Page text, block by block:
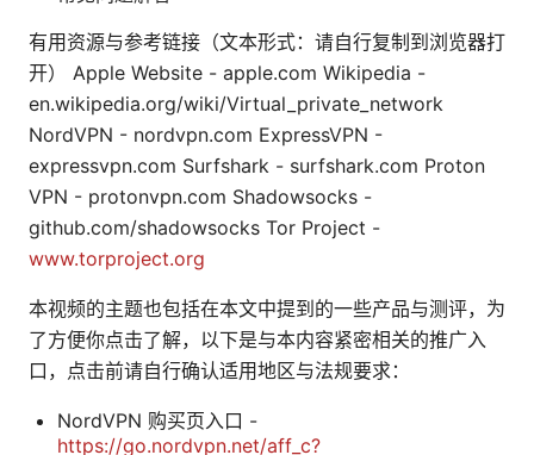
有用资源与参考链接（文本形式：请自行复制到浏览器打
开） Apple Website - apple.com Wikipedia -
en.wikipedia.org/wiki/Virtual_private_network
NordVPN - nordvpn.com ExpressVPN -
expressvpn.com Surfshark - surfshark.com Proton
VPN - protonvpn.com Shadowsocks -
github.com/shadowsocks Tor Project -
www.torproject.org
本视频的主题也包括在本文中提到的一些产品与测评，为
了方便你点击了解，以下是与本内容紧密相关的推广入
口，点击前请自行确认适用地区与法规要求：
NordVPN 购买页入口 -
https://go.nordvpn.net/aff_c?